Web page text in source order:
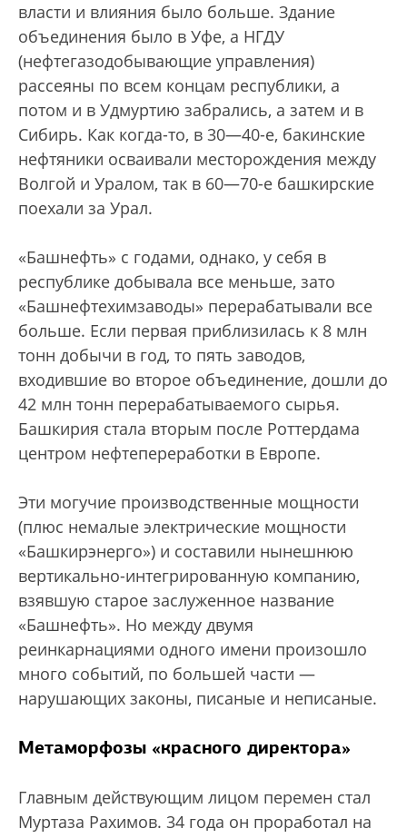
власти и влияния было больше. Здание
объединения было в Уфе, а НГДУ
(нефтегазодобывающие управления)
рассеяны по всем концам республики, а
потом и в Удмуртию забрались, а затем и в
Сибирь. Как когда-то, в 30—40-е, бакинские
нефтяники осваивали месторождения между
Волгой и Уралом, так в 60—70-е башкирские
поехали за Урал.
«Башнефть» с годами, однако, у себя в
республике добывала все меньше, зато
«Башнефтехимзаводы» перерабатывали все
больше. Если первая приблизилась к 8 млн
тонн добычи в год, то пять заводов,
входившие во второе объединение, дошли до
42 млн тонн перерабатываемого сырья.
Башкирия стала вторым после Роттердама
центром нефтепереработки в Европе.
Эти могучие производственные мощности
(плюс немалые электрические мощности
«Башкирэнерго») и составили нынешнюю
вертикально-интегрированную компанию,
взявшую старое заслуженное название
«Башнефть». Но между двумя
реинкарнациями одного имени произошло
много событий, по большей части —
нарушающих законы, писаные и неписаные.
Метаморфозы «красного директора»
Главным действующим лицом перемен стал
Муртаза Рахимов. 34 года он проработал на